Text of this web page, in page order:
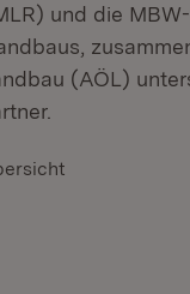
und die
(AÖL)